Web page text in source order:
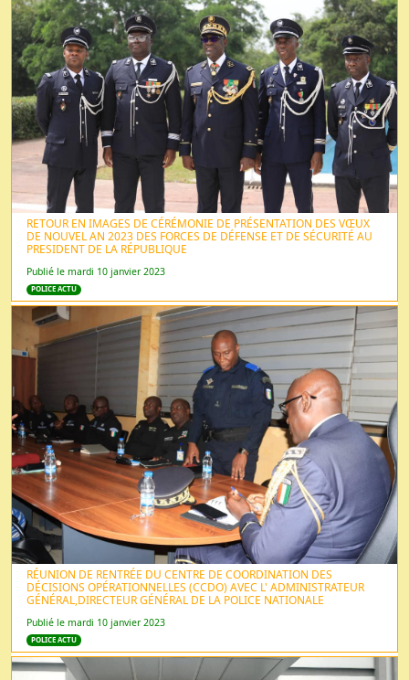
RETOUR EN IMAGES DE CÉRÉMONIE DE PRÉSENTATION DES VŒUX
DE NOUVEL AN 2023 DES FORCES DE DÉFENSE ET DE SÉCURITÉ AU
PRESIDENT DE LA RÉPUBLIQUE
Publié le mardi 10 janvier 2023
POLICE ACTU
RÉUNION DE RENTRÉE DU CENTRE DE COORDINATION DES
DÉCISIONS OPÉRATIONNELLES (CCDO) AVEC L' ADMINISTRATEUR
GÉNÉRAL,DIRECTEUR GÉNÉRAL DE LA POLICE NATIONALE
Publié le mardi 10 janvier 2023
POLICE ACTU